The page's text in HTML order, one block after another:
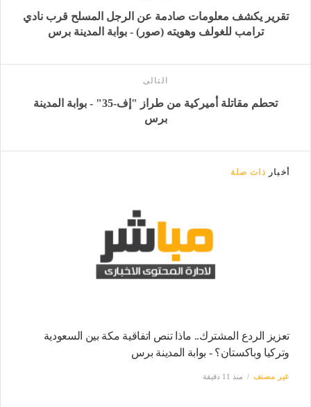
تقرير يكشف معلومات صادمة عن الرجل المسلح قرب نادي
ترامب للغولف وهويته (صور) - بوابة المدينة برس
التالى
تحطم مقاتلة أميركية من طراز "إف-35" - بوابة المدينة
برس
أخبار ذات صلة
تعزيز الردع المشترك.. ماذا تنص اتفاقية مكة بين السعودية
وتركيا وباكستان؟ - بوابة المدينة برس
غير مصنف منذ 11 دقيقة